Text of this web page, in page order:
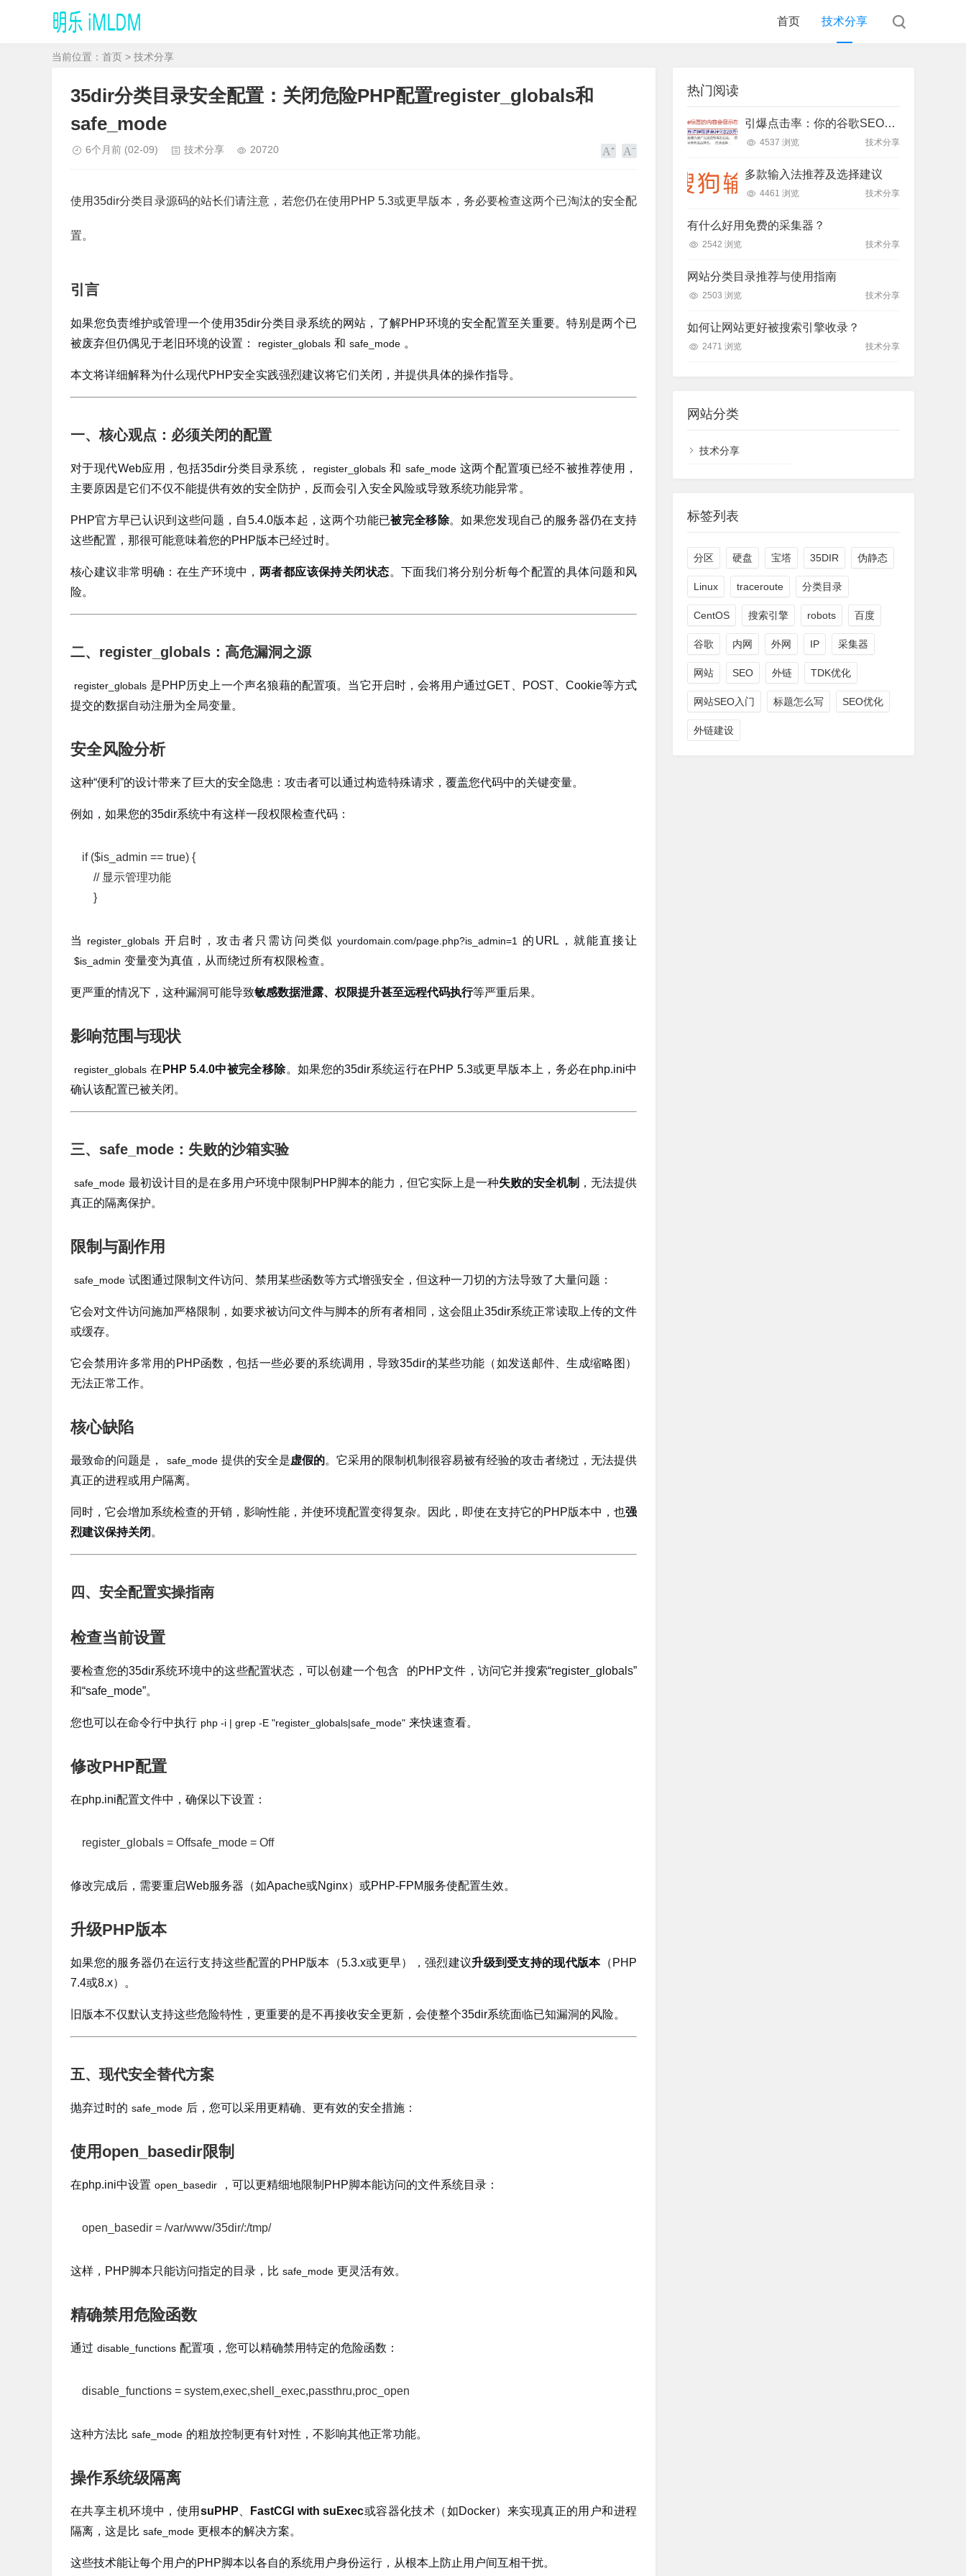
首页 技术分享
当前位置： 首页 > 技术分享
35dir分类目录安全配置：关闭危险PHP配置register_globals和
safe_mode
6个月前 (02-09) 技术分享 20720
使用35dir分类目录源码的站长们请注意，若您仍在使用PHP 5.3或更早版本，务必要检查这两个已淘汰的安全配
置。
引言
如果您负责维护或管理一个使用35dir分类目录系统的网站，了解PHP环境的安全配置至关重要。特别是两个已
被废弃但仍偶见于老旧环境的设置：
register_globals 和 safe_mode 。
本文将详细解释为什么现代PHP安全实践强烈建议将它们关闭，并提供具体的操作指导。
一、核心观点：必须关闭的配置
对于现代Web应用，包括35dir分类目录系统， register_globals 和 safe_mode 这两个配置项已经不被推荐使用，
主要原因是它们不仅不能提供有效的安全防护，反而会引入安全风险或导致系统功能异常。
PHP官方早已认识到这些问题，自5.4.0版本起，这两个功能已被完全移除。如果您发现自己的服务器仍在支持
这些配置，那很可能意味着您的PHP版本已经过时。
核心建议非常明确：在生产环境中， 两者都应该保持关闭状态。下面我们将分别分析每个配置的具体问题和风
险。
二、register_globals：高危漏洞之源
register_globals 是PHP历史上一个声名狼藉的配置项。当它开启时，会将用户通过GET、POST、Cookie等方式
提交的数据自动注册为全局变量。
安全风险分析
这种“便利”的设计带来了巨大的安全隐患：攻击者可以通过构造特殊请求，覆盖您代码中的关键变量。
例如，如果您的35dir系统中有这样一段权限检查代码：
if ($is_admin == true) {
// 显示管理功能
}
当 register_globals 开启时，攻击者只需访问类似 yourdomain.com/page.php?is_admin=1 的URL，就能直接让
$is_admin 变量变为真值，从而绕过所有权限检查。
更严重的情况下，这种漏洞可能导致敏感数据泄露、权限提升甚至远程代码执行等严重后果。
影响范围与现状
register_globals 在 PHP 5.4.0中被完全移除。如果您的35dir系统运行在PHP 5.3或更早版本上，务必在php.ini中
确认该配置已被关闭。
三、safe_mode：失败的沙箱实验
safe_mode 最初设计目的是在多用户环境中限制PHP脚本的能力，但它实际上是一种失败的安全机制 ，无法提供
真正的隔离保护。
限制与副作用
safe_mode 试图通过限制文件访问、禁用某些函数等方式增强安全，但这种一刀切的方法导致了大量问题：
它会对文件访问施加严格限制，如要求被访问文件与脚本的所有者相同，这会阻止35dir系统正常读取上传的文件
或缓存。
它会禁用许多常用的PHP函数，包括一些必要的系统调用，导致35dir的某些功能（如发送邮件、生成缩略图）
无法正常工作。
核心缺陷
最致命的问题是， safe_mode 提供的安全是虚假的。它采用的限制机制很容易被有经验的攻击者绕过，无法提供
真正的进程或用户隔离。
同时，它会增加系统检查的开销，影响性能，并使环境配置变得复杂。因此，即使在支持它的PHP版本中，也强
烈建议保持关闭 。
四、安全配置实操指南
检查当前设置
要检查您的35dir系统环境中的这些配置状态，可以创建一个包含
的PHP文件，访问它并搜索“register_globals”
和“safe_mode”。
您也可以在命令行中执行 php -i | grep -E "register_globals|safe_mode" 来快速查看。
修改PHP配置
在php.ini配置文件中，确保以下设置：
register_globals = Offsafe_mode = Off
修改完成后，需要重启Web服务器（如Apache或Nginx）或PHP-FPM服务使配置生效。
升级PHP版本
如果您的服务器仍在运行支持这些配置的PHP版本（5.3.x或更早），强烈建议升级到受支持的现代版本（PHP
7.4或8.x）。
旧版本不仅默认支持这些危险特性，更重要的是不再接收安全更新，会使整个35dir系统面临已知漏洞的风险。
五、现代安全替代方案
抛弃过时的 safe_mode 后，您可以采用更精确、更有效的安全措施：
使用open_basedir限制
在php.ini中设置 open_basedir ，可以更精细地限制PHP脚本能访问的文件系统目录：
open_basedir = /var/www/35dir/:/tmp/
这样，PHP脚本只能访问指定的目录，比 safe_mode 更灵活有效。
精确禁用危险函数
通过 disable_functions 配置项，您可以精确禁用特定的危险函数：
disable_functions = system,exec,shell_exec,passthru,proc_open
这种方法比 safe_mode 的粗放控制更有针对性，不影响其他正常功能。
操作系统级隔离
在共享主机环境中，使用 suPHP FastCGI with suExec或容器化技术（如Docker）来实现真正的用户和进程
隔离，这是比 safe_mode 更根本的解决方案。
这些技术能让每个用户的PHP脚本以各自的系统用户身份运行，从根本上防止用户间互相干扰。
热门阅读
引爆点击率：你的谷歌SEO标题真的优化好了吗？
4537 浏览 技术分享
多款输入法推荐及选择建议
4461 浏览 技术分享
有什么好用免费的采集器？
2542 浏览 技术分享
网站分类目录推荐与使用指南
2503 浏览 技术分享
如何让网站更好被搜索引擎收录？
2471 浏览 技术分享
网站分类
技术分享
标签列表
分区 硬盘 宝塔 35DIR 伪静态
Linux traceroute 分类目录
CentOS 搜索引擎 robots 百度
谷歌 内网 外网 IP 采集器
网站 SEO 外链 TDK优化
网站SEO入门 标题怎么写 SEO优化
外链建设